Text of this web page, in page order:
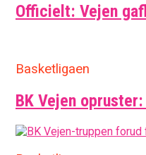
Officielt: Vejen
Basketligaen
BK Vejen